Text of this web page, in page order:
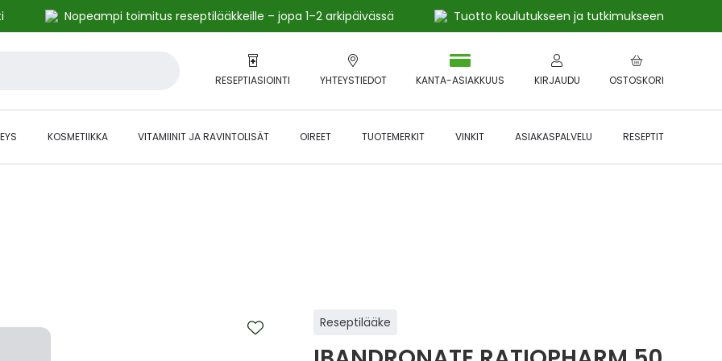
Nopeampi toimitus reseptilääkkeille – jopa 1–2 arkipäivässä
Tuotto koulutukseen ja tutkimukseen
RESEPTIASIOINTI YHTEYSTIEDOT OSTOSKORI
KANTA-ASIAKKUUS KIRJAUDU
KOSMETIIKKA VITAMIINIT JA RAVINTOLISÄT OIREET TUOTEMERKIT VINKIT ASIAKASPALVELU RESEPTIT
Reseptilääke